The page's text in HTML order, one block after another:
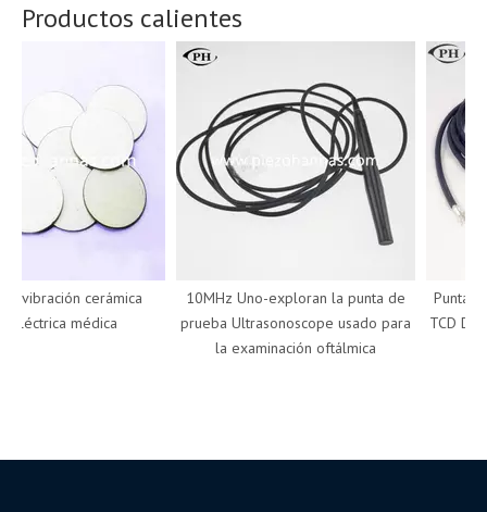
Productos calientes
cerámica
médica
10MHz Uno-exploran la punta de
prueba Ultrasonoscope usado para
la examinación oftálmica
Punta de
TCD